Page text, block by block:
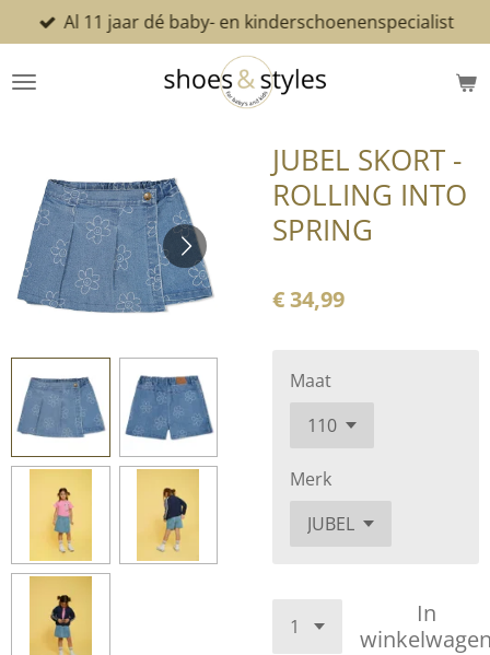
direct
naar
Al 11 jaar dé baby- en kinderschoenenspecialist
JUBEL SKORT -
ROLLING INTO
SPRING
€ 34,99
Maat
Merk
In